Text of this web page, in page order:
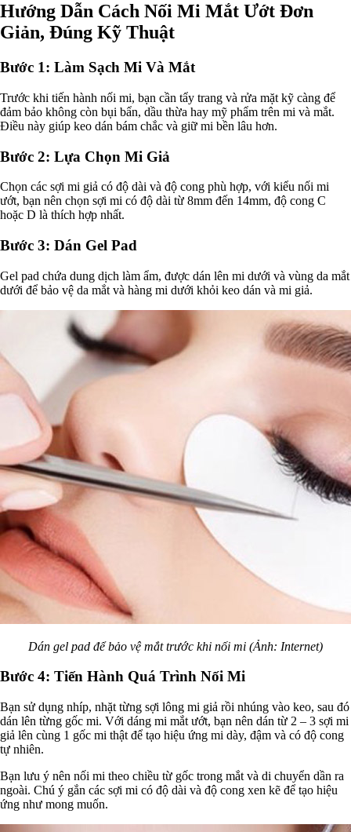
Hướng Dẫn Cách Nối Mi Mắt Ướt Đơn
Giản, Đúng Kỹ Thuật
Bước 1: Làm Sạch Mi Và Mắt
Trước khi tiến hành nối mi, bạn cần tẩy trang và rửa mặt kỹ càng để
đảm bảo không còn bụi bẩn, dầu thừa hay mỹ phẩm trên mi và mắt.
Điều này giúp keo dán bám chắc và giữ mi bền lâu hơn.
Bước 2: Lựa Chọn Mi Giả
Chọn các sợi mi giả có độ dài và độ cong phù hợp, với kiểu nối mi
ướt, bạn nên chọn sợi mi có độ dài từ 8mm đến 14mm, độ cong C
hoặc D là thích hợp nhất.
Bước 3: Dán Gel Pad
Gel pad chứa dung dịch làm ẩm, được dán lên mi dưới và vùng da mắt
dưới để bảo vệ da mắt và hàng mi dưới khỏi keo dán và mi giả.
Dán gel pad để bảo vệ mắt trước khi nối mi (Ảnh: Internet)
Bước 4: Tiến Hành Quá Trình Nối Mi
Bạn sử dụng nhíp, nhặt từng sợi lông mi giả rồi nhúng vào keo, sau đó
dán lên từng gốc mi. Với dáng mi mắt ướt, bạn nên dán từ 2 – 3 sợi mi
giả lên cùng 1 gốc mi thật để tạo hiệu ứng mi dày, đậm và có độ cong
tự nhiên.
Bạn lưu ý nên nối mi theo chiều từ gốc trong mắt và di chuyển dần ra
ngoài. Chú ý gắn các sợi mi có độ dài và độ cong xen kẽ để tạo hiệu
ứng như mong muốn.